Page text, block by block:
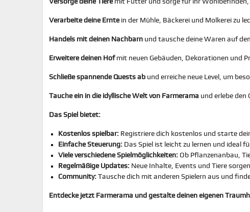
Versorge deine Tieremit Futter und sorge für ihr Wohlbefinden,
Verarbeite deine Erntein der Mühle, Bäckerei und Molkerei zu
Handels mit deinen Nachbarn und tausche deine Waren auf
Erweitere deinen Hofmit neuen Gebäuden, Dekorationen und
Schließe spannende Quests ab und erreiche neue Level, um
Tauche ein in die idyllische Welt von Farmerama und erlebe den
Das Spiel bietet:
Kostenlos spielbar: Registriere dich kostenlos und starte
Einfache Steuerung: Das Spiel ist leicht zu lernen und ideal
Viele verschiedene Spielmöglichkeiten: Ob Pflanzenanbau,
Regelmäßige Updates: Neue Inhalte, Events und Tiere
Community: Tausche dich mit anderen Spielern aus und
Entdecke jetzt Farmerama und gestalte deinen eigenen